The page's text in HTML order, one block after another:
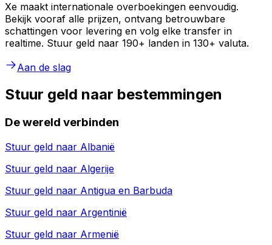
Xe maakt internationale overboekingen eenvoudig.
Bekijk vooraf alle prijzen, ontvang betrouwbare
schattingen voor levering en volg elke transfer in
realtime. Stuur geld naar 190+ landen in 130+ valuta.
Aan de slag
Stuur geld naar bestemmingen
De wereld verbinden
Stuur geld naar Albanië
Stuur geld naar Algerije
Stuur geld naar Antigua en Barbuda
Stuur geld naar Argentinië
Stuur geld naar Armenië